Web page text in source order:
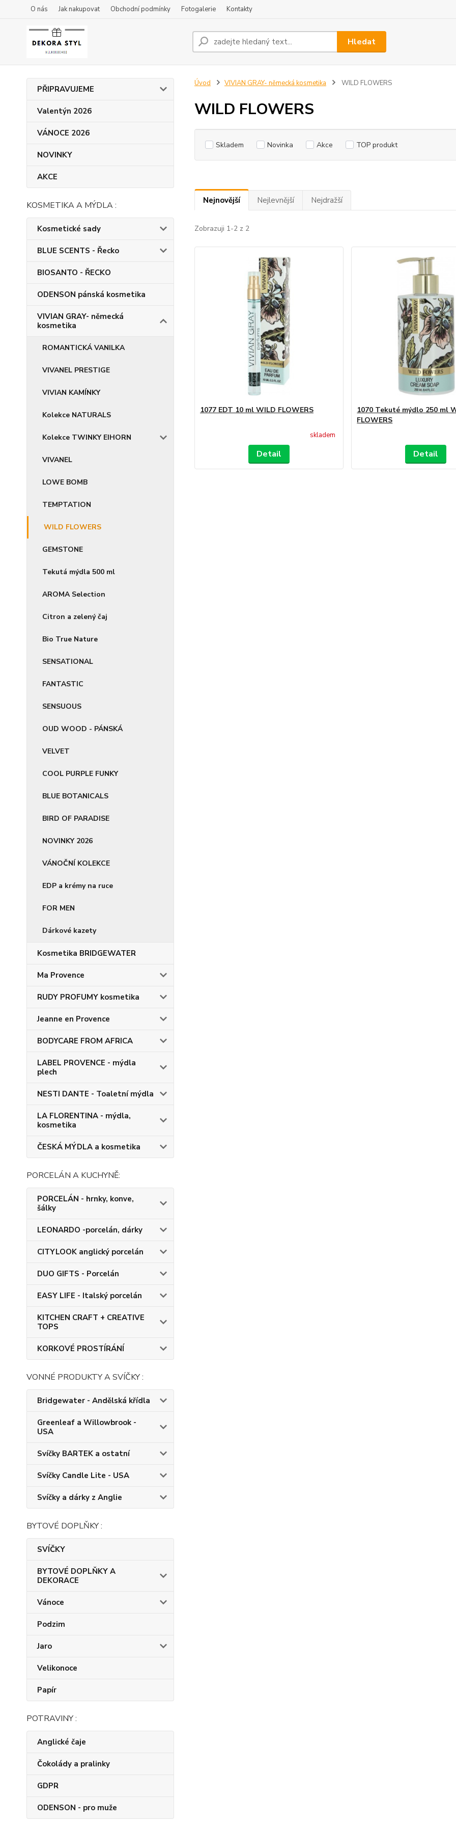
O nás Jak nakupovat Obchodní podmínky Fotogalerie Kontakty
Hledat
PŘIPRAVUJEME
Valentýn 2026
VÁNOCE 2026
NOVINKY
AKCE
KOSMETIKA A MÝDLA :
Kosmetické sady
BLUE SCENTS - Řecko
BIOSANTO - ŘECKO
ODENSON pánská kosmetika
VIVIAN GRAY- německá
kosmetika
ROMANTICKÁ VANILKA
VIVANEL PRESTIGE
VIVIAN KAMÍNKY
Kolekce NATURALS
Kolekce TWINKY EIHORN
VIVANEL
LOWE BOMB
TEMPTATION
WILD FLOWERS
GEMSTONE
Tekutá mýdla 500 ml
AROMA Selection
Citron a zelený čaj
Bio True Nature
SENSATIONAL
FANTASTIC
SENSUOUS
OUD WOOD - PÁNSKÁ
VELVET
COOL PURPLE FUNKY
BLUE BOTANICALS
BIRD OF PARADISE
NOVINKY 2026
VÁNOČNÍ KOLEKCE
EDP a krémy na ruce
FOR MEN
Dárkové kazety
Kosmetika BRIDGEWATER
Ma Provence
RUDY PROFUMY kosmetika
Jeanne en Provence
BODYCARE FROM AFRICA
LABEL PROVENCE - mýdla
plech
NESTI DANTE - Toaletní mýdla
LA FLORENTINA - mýdla,
kosmetika
ČESKÁ MÝDLA a kosmetika
PORCELÁN A KUCHYNĚ:
PORCELÁN - hrnky, konve,
šálky
LEONARDO -porcelán, dárky
CITYLOOK anglický porcelán
DUO GIFTS - Porcelán
EASY LIFE - Italský porcelán
KITCHEN CRAFT + CREATIVE
TOPS
KORKOVÉ PROSTÍRÁNÍ
VONNÉ PRODUKTY A SVÍČKY :
Bridgewater - Andělská křídla
Greenleaf a Willowbrook -
USA
Svíčky BARTEK a ostatní
Svíčky Candle Lite - USA
Svíčky a dárky z Anglie
BYTOVÉ DOPLŇKY :
SVÍČKY
BYTOVÉ DOPLŇKY A
DEKORACE
Vánoce
Podzim
Jaro
Velikonoce
Papír
POTRAVINY :
Anglické čaje
Čokolády a pralinky
GDPR
ODENSON - pro muže
Úvod VIVIAN GRAY- německá kosmetika WILD FLOWERS
WILD FLOWERS
Skladem Novinka Akce TOP produkt
Nejnovější Nejlevnější Nejdražší
Zobrazuji 1-2 z 2
1077 EDT 10 ml WILD FLOWERS
skladem
Detail
1070 Tekuté mýdlo 250 ml
FLOWERS
Detail